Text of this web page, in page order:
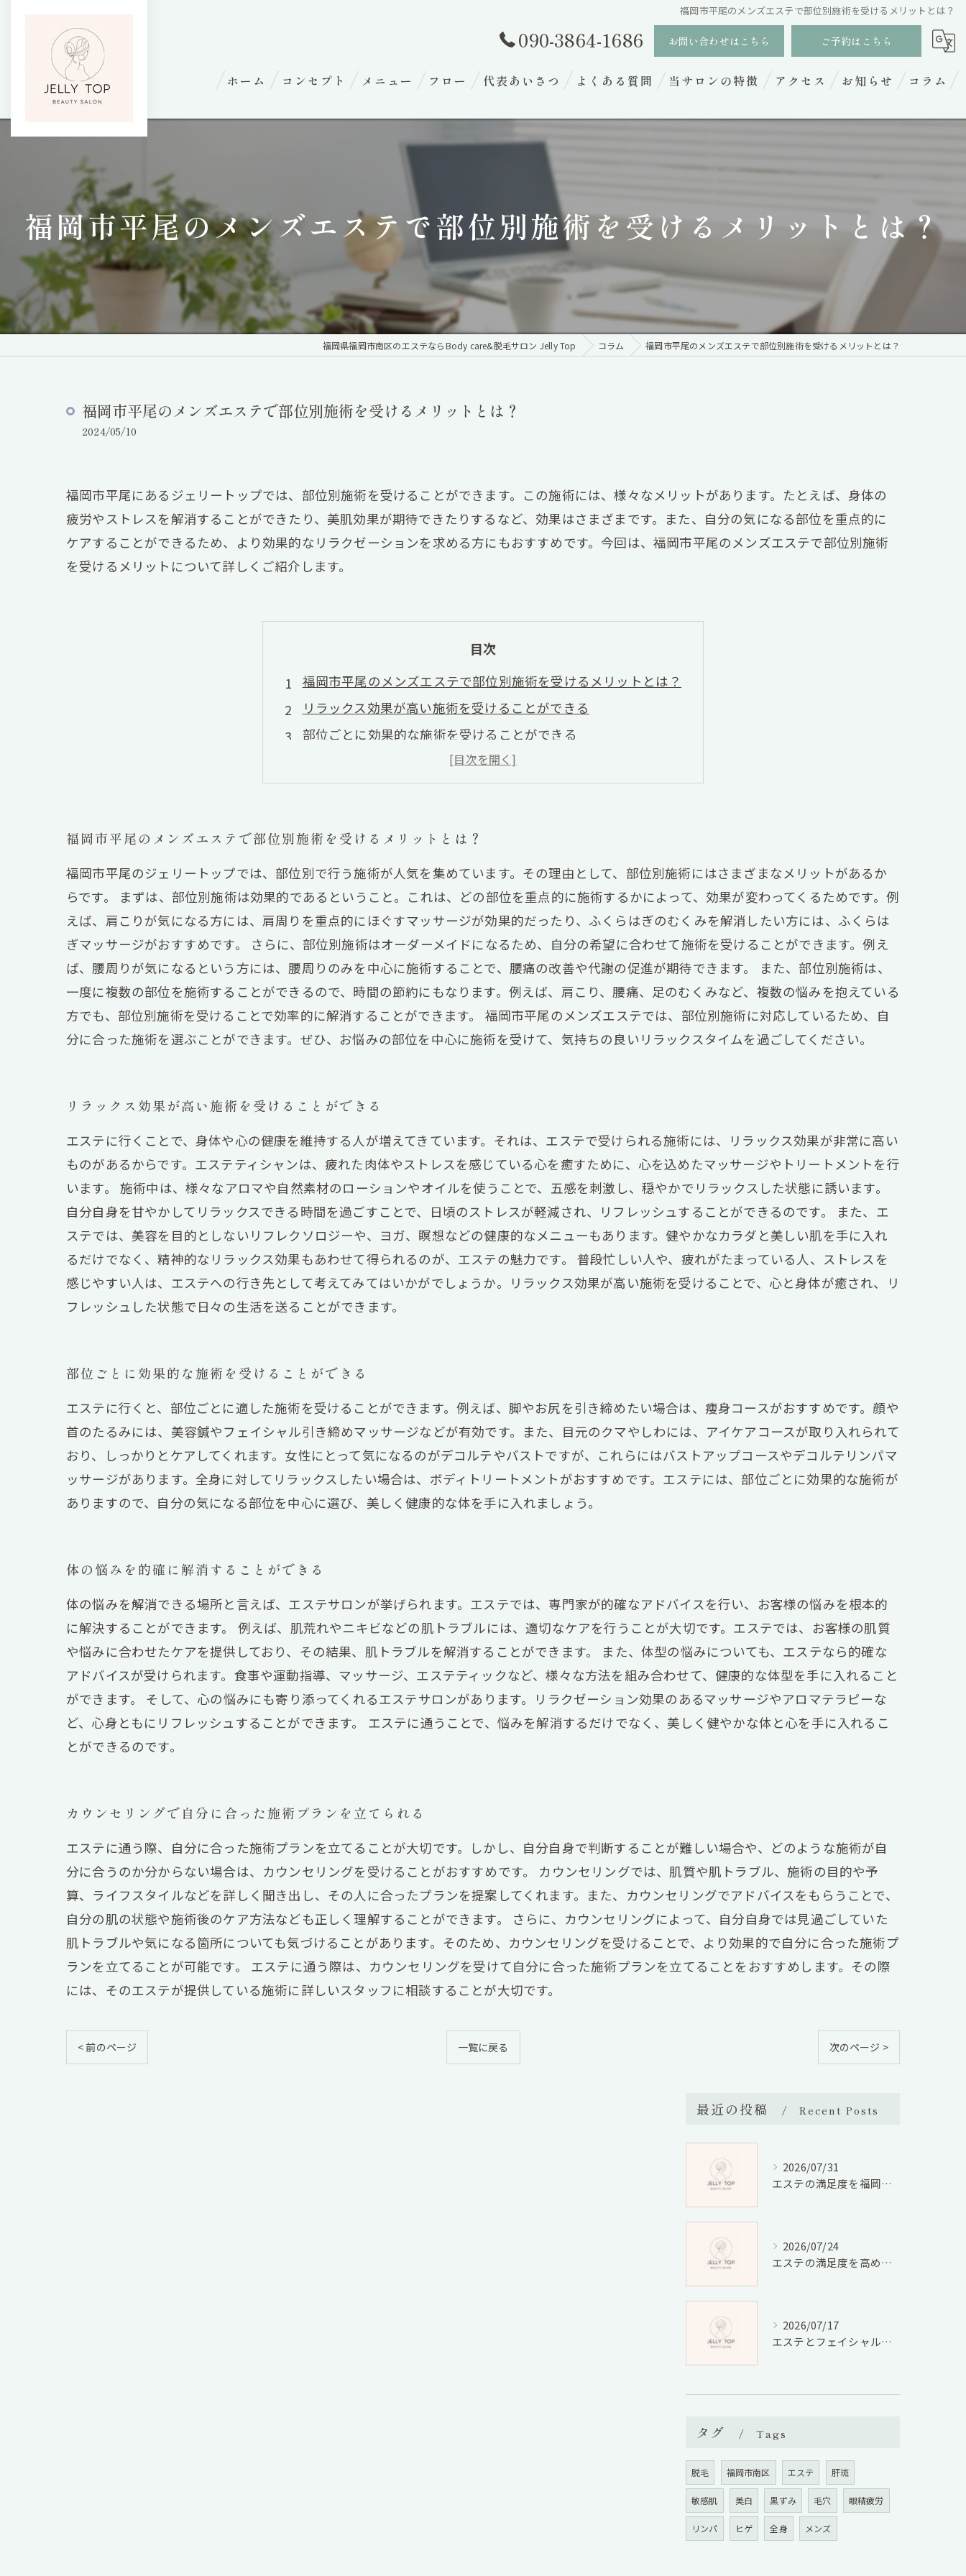
福岡市平尾のメンズエステで部位別施術を受けるメリットとは？
090-3864-1686 お問い合わせはこちら ご予約はこちら
ホーム コンセプト メニュー フロー 代表あいさつ よくある質問 当サロンの特徴
ヘッドスパ
脱毛
アクセス お知らせ コラム
福岡市平尾のメンズエステで部位別施術を受けるメリットとは？
福岡県福岡市南区のエステならBody care&脱毛サロン Jelly Top コラム 福岡市平尾のメンズエステで部位別施術を受けるメリットとは？
福岡市平尾のメンズエステで部位別施術を受けるメリットとは？
2024/05/10
福岡市平尾にあるジェリートップでは、部位別施術を受けることができます。この施術には、様々なメリットがあります。たとえば、身体の
疲労やストレスを解消することができたり、美肌効果が期待できたりするなど、効果はさまざまです。また、自分の気になる部位を重点的に
ケアすることができるため、より効果的なリラクゼーションを求める方にもおすすめです。今回は、福岡市平尾のメンズエステで部位別施術
を受けるメリットについて詳しくご紹介します。
目次
福岡市平尾のメンズエステで部位別施術を受けるメリットとは？
リラックス効果が高い施術を受けることができる
部位ごとに効果的な施術を受けることができる
体の悩みを的確に解消することができる
カウンセリングで自分に合った施術プランを立てられる
福岡市平尾のメンズエステで部位別施術を受けるメリットとは？
福岡市平尾のジェリートップでは、部位別で行う施術が人気を集めています。その理由として、部位別施術にはさまざまなメリットがあるか
らです。 まずは、部位別施術は効果的であるということ。これは、どの部位を重点的に施術するかによって、効果が変わってくるためです。例
えば、肩こりが気になる方には、肩周りを重点的にほぐすマッサージが効果的だったり、ふくらはぎのむくみを解消したい方には、ふくらは
ぎマッサージがおすすめです。 さらに、部位別施術はオーダーメイドになるため、自分の希望に合わせて施術を受けることができます。例え
ば、腰周りが気になるという方には、腰周りのみを中心に施術することで、腰痛の改善や代謝の促進が期待できます。 また、部位別施術は、
一度に複数の部位を施術することができるので、時間の節約にもなります。例えば、肩こり、腰痛、足のむくみなど、複数の悩みを抱えている
方でも、部位別施術を受けることで効率的に解消することができます。 福岡市平尾のメンズエステでは、部位別施術に対応しているため、自
分に合った施術を選ぶことができます。ぜひ、お悩みの部位を中心に施術を受けて、気持ちの良いリラックスタイムを過ごしてください。
リラックス効果が高い施術を受けることができる
エステに行くことで、身体や心の健康を維持する人が増えてきています。それは、エステで受けられる施術には、リラックス効果が非常に高い
ものがあるからです。エステティシャンは、疲れた肉体やストレスを感じている心を癒すために、心を込めたマッサージやトリートメントを行
います。 施術中は、様々なアロマや自然素材のローションやオイルを使うことで、五感を刺激し、穏やかでリラックスした状態に誘います。
自分自身を甘やかしてリラックスできる時間を過ごすことで、日頃のストレスが軽減され、リフレッシュすることができるのです。 また、エ
ステでは、美容を目的としないリフレクソロジーや、ヨガ、瞑想などの健康的なメニューもあります。健やかなカラダと美しい肌を手に入れ
るだけでなく、精神的なリラックス効果もあわせて得られるのが、エステの魅力です。 普段忙しい人や、疲れがたまっている人、ストレスを
感じやすい人は、エステへの行き先として考えてみてはいかがでしょうか。リラックス効果が高い施術を受けることで、心と身体が癒され、リ
フレッシュした状態で日々の生活を送ることができます。
部位ごとに効果的な施術を受けることができる
エステに行くと、部位ごとに適した施術を受けることができます。例えば、脚やお尻を引き締めたい場合は、痩身コースがおすすめです。顔や
首のたるみには、美容鍼やフェイシャル引き締めマッサージなどが有効です。また、目元のクマやしわには、アイケアコースが取り入れられて
おり、しっかりとケアしてくれます。女性にとって気になるのがデコルテやバストですが、これらにはバストアップコースやデコルテリンパマ
ッサージがあります。全身に対してリラックスしたい場合は、ボディトリートメントがおすすめです。エステには、部位ごとに効果的な施術が
ありますので、自分の気になる部位を中心に選び、美しく健康的な体を手に入れましょう。
体の悩みを的確に解消することができる
体の悩みを解消できる場所と言えば、エステサロンが挙げられます。エステでは、専門家が的確なアドバイスを行い、お客様の悩みを根本的
に解決することができます。 例えば、肌荒れやニキビなどの肌トラブルには、適切なケアを行うことが大切です。エステでは、お客様の肌質
や悩みに合わせたケアを提供しており、その結果、肌トラブルを解消することができます。 また、体型の悩みについても、エステなら的確な
アドバイスが受けられます。食事や運動指導、マッサージ、エステティックなど、様々な方法を組み合わせて、健康的な体型を手に入れること
ができます。 そして、心の悩みにも寄り添ってくれるエステサロンがあります。リラクゼーション効果のあるマッサージやアロマテラピーな
ど、心身ともにリフレッシュすることができます。 エステに通うことで、悩みを解消するだけでなく、美しく健やかな体と心を手に入れるこ
とができるのです。
カウンセリングで自分に合った施術プランを立てられる
エステに通う際、自分に合った施術プランを立てることが大切です。しかし、自分自身で判断することが難しい場合や、どのような施術が自
分に合うのか分からない場合は、カウンセリングを受けることがおすすめです。 カウンセリングでは、肌質や肌トラブル、施術の目的や予
算、ライフスタイルなどを詳しく聞き出し、その人に合ったプランを提案してくれます。また、カウンセリングでアドバイスをもらうことで、
自分の肌の状態や施術後のケア方法なども正しく理解することができます。 さらに、カウンセリングによって、自分自身では見過ごしていた
肌トラブルや気になる箇所についても気づけることがあります。そのため、カウンセリングを受けることで、より効果的で自分に合った施術プ
ランを立てることが可能です。 エステに通う際は、カウンセリングを受けて自分に合った施術プランを立てることをおすすめします。その際
には、そのエステが提供している施術に詳しいスタッフに相談することが大切です。
< 前のページ 一覧に戻る 次のページ >
最近の投稿 Recent Posts
2026/07/31
エステの満足度を福岡県福岡市宮若市で徹底比較しコスパと口コミから選ぶ方法
2026/07/24
エステの満足度を高める選び方と効果実感のための具体的ポイント
2026/07/17
エステとフェイシャル体験を福岡県福岡市朝倉郡東峰村で満喫しコスパ良く美肌を叶える方法
タグ Tags
脱毛 福岡市南区 エステ 肝斑
敏感肌 美白 黒ずみ 毛穴 眼精疲労
リンパ ヒゲ 全身 メンズ